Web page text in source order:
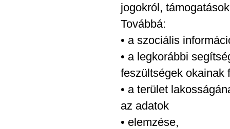
jogokról,
Továbbá:
• a szociális
• a legkorábbi
feszültségek okainak
• a terület
az adatok
• elemzése,